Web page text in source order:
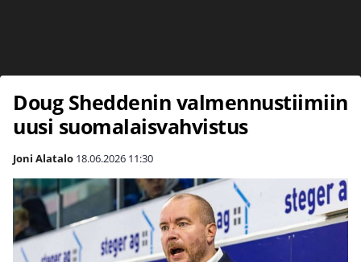
Doug Sheddenin valmennustiimiin
uusi suomalaisvahvistus
Joni Alatalo 18.06.2026 11:30